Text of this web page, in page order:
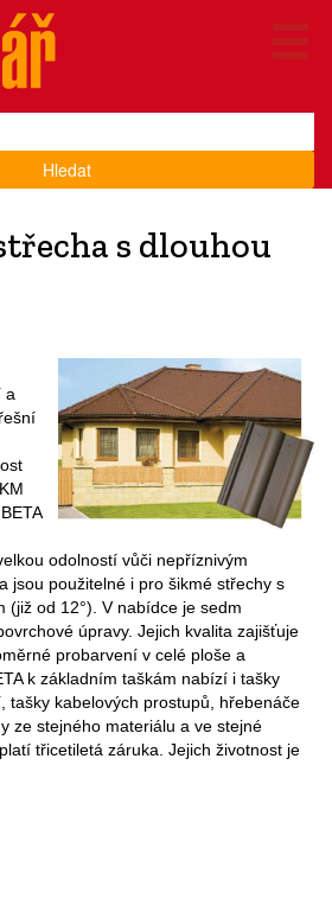
Hledat
s dlouhou
a
odolností vůči nepříznivým
jsou použitelné i pro šikmé střechy s
(již od 12°). V nabídce je sedm
úpravy. Jejich kvalita zajišťuje
probarvení v celé ploše a
k základním taškám nabízí i tašky
tašky kabelových prostupů, hřebenáče
ze stejného materiálu a ve stejné
třicetiletá záruka. Jejich životnost je